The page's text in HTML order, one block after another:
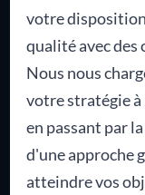
votre
qualité avec des
Nous nous
votre stratégie à
en passant par
d'une approche
atteindre vos